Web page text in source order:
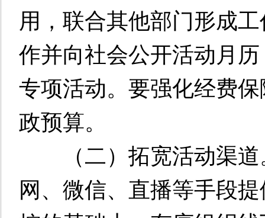
用，联合其他部门形成
作并向社会公开活动月
专项活动。要强化经费
政预算。
（二）拓宽活动渠道
网、微信、直播等手段